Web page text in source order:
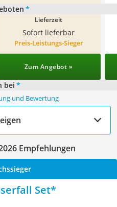
*
Lieferzeit
Sofort lieferbar
Preis-Leistungs-Sieger
Zum Angebot »
bei *
und Bewertung
Empfehlungen
Set